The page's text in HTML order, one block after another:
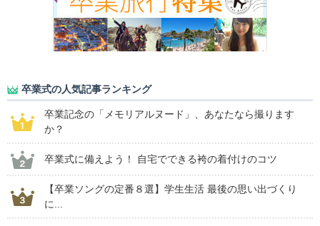
卒業式の人気記事ランキング
卒業記念の「メモリアルヌード」、あなたなら撮ります
か？
卒業式に備えよう！ 自宅でできる袴の着付けのコツ
【卒業ソングの定番８選】学生生活 最後の思い出づくり
に...